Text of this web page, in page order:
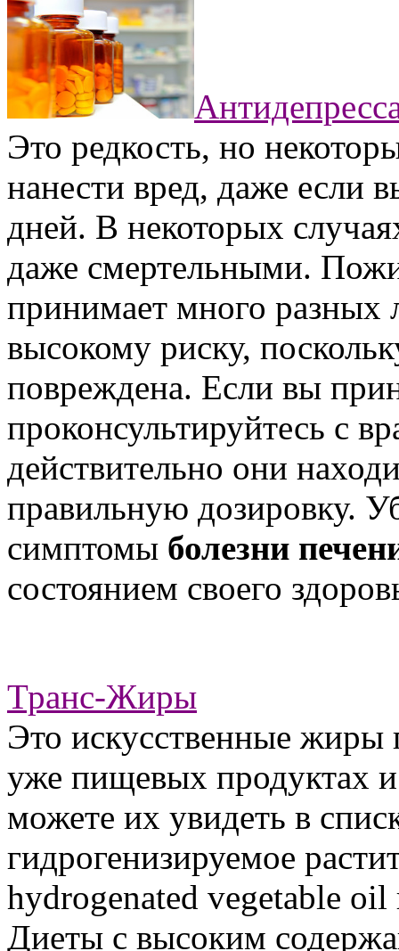
Это редкость, но
нанести вред, даже если
дней. В некоторых
даже смертельными.
принимает много разных
высокому риску,
повреждена. Если вы
проконсультируйтесь с
действительно они
правильную дозировку.
симптомы болезни
состоянием своего
Транс-Жиры
Это искусственные
уже пищевых продуктах
можете их увидеть в
гидрогенизируемое
hydrogenated vegetable
Диеты с высоким